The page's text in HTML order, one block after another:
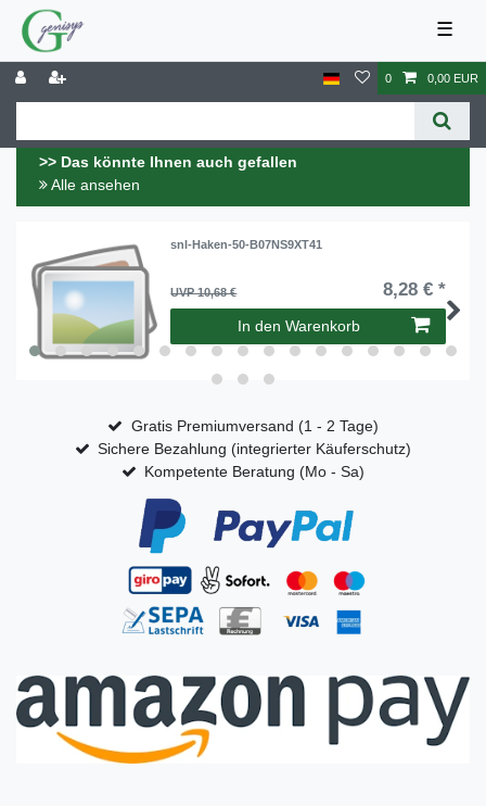
☰
0 0,00 EUR
>> Das könnte Ihnen auch gefallen
Alle ansehen
snl-Haken-50-B07NS9XT41
UVP 10,68 € 8,28 € *
In den Warenkorb
Gratis Premiumversand (1 - 2 Tage)
Sichere Bezahlung (integrierter Käuferschutz)
Kompetente Beratung (Mo - Sa)